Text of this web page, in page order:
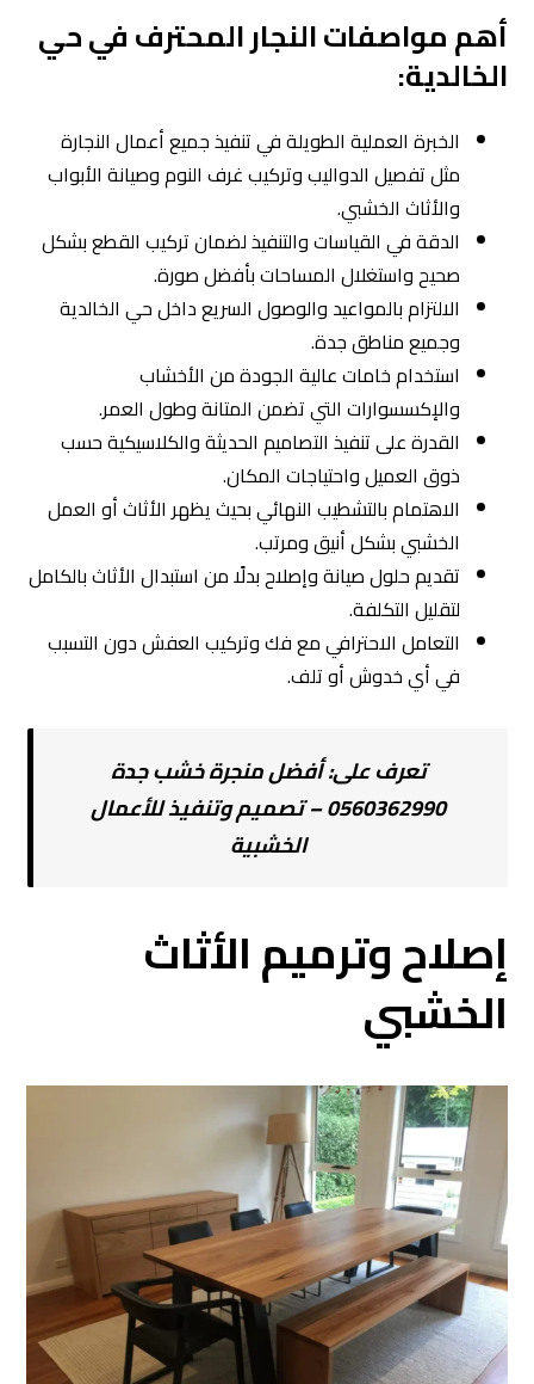
أهم مواصفات النجار المحترف في حي
الخالدية:
الخبرة العملية الطويلة في تنفيذ جميع أعمال النجارة
مثل تفصيل الدواليب وتركيب غرف النوم وصيانة الأبواب
والأثاث الخشبي.
الدقة في القياسات والتنفيذ لضمان تركيب القطع بشكل
صحيح واستغلال المساحات بأفضل صورة.
الالتزام بالمواعيد والوصول السريع داخل حي الخالدية
وجميع مناطق جدة.
استخدام خامات عالية الجودة من الأخشاب
والإكسسوارات التي تضمن المتانة وطول العمر.
القدرة على تنفيذ التصاميم الحديثة والكلاسيكية حسب
ذوق العميل واحتياجات المكان.
الاهتمام بالتشطيب النهائي بحيث يظهر الأثاث أو العمل
الخشبي بشكل أنيق ومرتب.
تقديم حلول صيانة وإصلاح بدلًا من استبدال الأثاث بالكامل
لتقليل التكلفة.
التعامل الاحترافي مع فك وتركيب العفش دون التسبب
في أي خدوش أو تلف.
تعرف على:أفضل منجرة خشب جدة
0560362990 – تصميم وتنفيذ للأعمال
الخشبية
إصلاح وترميم الأثاث
الخشبي